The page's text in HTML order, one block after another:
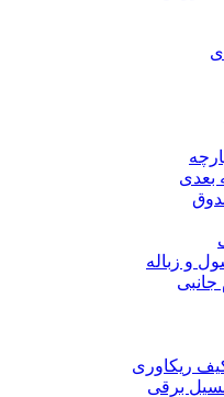
و زباله
جانبی
ریکاوری
برقی